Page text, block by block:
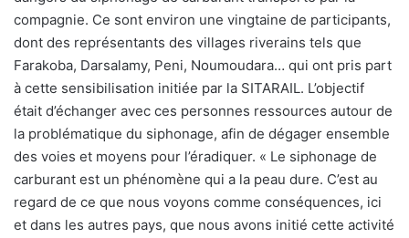
compagnie. Ce sont environ une vingtaine de participants,
dont des représentants des villages riverains tels que
Farakoba, Darsalamy, Peni, Noumoudara… qui ont pris part
à cette sensibilisation initiée par la SITARAIL. L’objectif
était d’échanger avec ces personnes ressources autour de
la problématique du siphonage, afin de dégager ensemble
des voies et moyens pour l’éradiquer. « Le siphonage de
carburant est un phénomène qui a la peau dure. C’est au
regard de ce que nous voyons comme conséquences, ici
et dans les autres pays, que nous avons initié cette activité